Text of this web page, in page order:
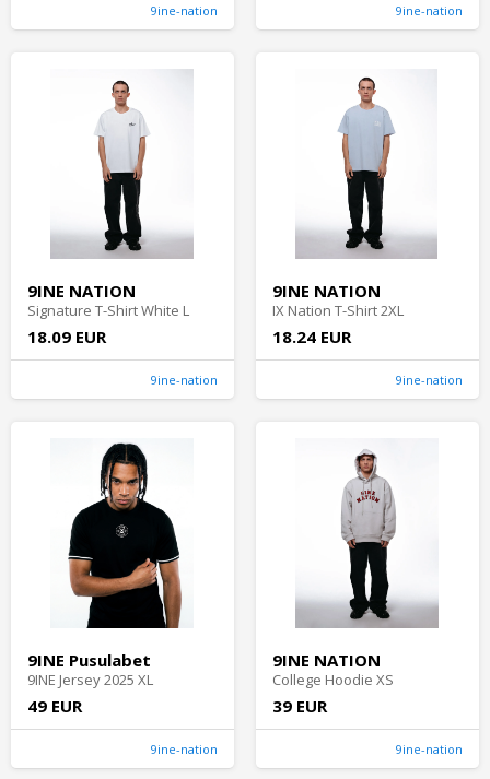
9ine-nation 9ine-nation
9INE NATION
Signature T-Shirt White L
18.09 EUR
9ine-nation
9INE NATION
IX Nation T-Shirt 2XL
18.24 EUR
9ine-nation
9INE Pusulabet
9INE Jersey 2025 XL
49 EUR
9ine-nation
9INE NATION
College Hoodie XS
39 EUR
9ine-nation